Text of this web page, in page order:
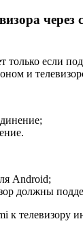
через
только если
и
Android;
должны
к телевизору